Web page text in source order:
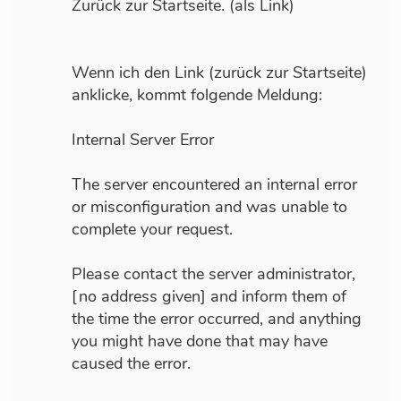
Zurück zur Startseite. (als Link)
Wenn ich den Link (zurück zur Startseite)
anklicke, kommt folgende Meldung:
Internal Server Error
The server encountered an internal error
or misconfiguration and was unable to
complete your request.
Please contact the server administrator,
[no address given] and inform them of
the time the error occurred, and anything
you might have done that may have
caused the error.